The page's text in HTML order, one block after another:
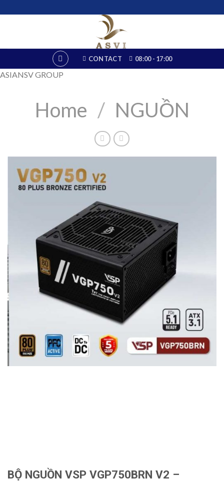
CONTACT 08:00 - 17:00
ASIANSV GROUP
Home / NGUỒN
BỘ NGUỒN VSP VGP750BRN V2 –